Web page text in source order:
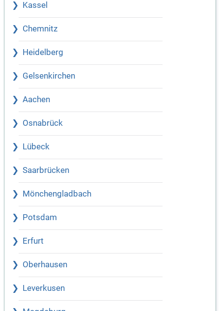
Kassel
Chemnitz
Heidelberg
Gelsenkirchen
Aachen
Osnabrück
Lübeck
Saarbrücken
Mönchengladbach
Potsdam
Erfurt
Oberhausen
Leverkusen